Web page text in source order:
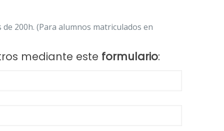
200h. (Para alumnos matriculados en
mediante este formulario: